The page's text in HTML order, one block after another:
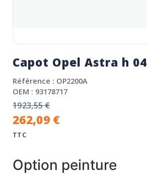
Capot Opel Astra h 04
Référence : OP2200A
OEM : 93178717
1923,55€
262,09 €
TTC
Option peinture